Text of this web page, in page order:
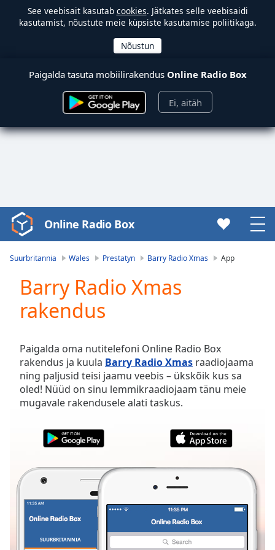
See veebisait kasutab cookies. Jätkates selle veebisaidi
kasutamist, nõustute meie küpsiste kasutamise poliitikaga.
Paigalda tasuta mobiilirakendus Online Radio Box
Ei, aitäh
Video
Player
Video
Skip
Forward
Mute
Current
Time0:00
TypeLIVE
Seek to
live,
behind
Remaining
Online Radio Box
Suurbritannia Wales Prestatyn Barry Radio Xmas App
Barry Radio Xmas
rakendus
Paigalda oma nutitelefoni Online Radio Box
rakendus ja kuula Barry Radio Xmas raadiojaama
ning paljusid teisi jaamu veebis – ükskõik kus sa
oled! Nüüd on sinu lemmikraadiojaam tänu meie
mugavale rakendusele alati taskus.
SUURBRITANNIA